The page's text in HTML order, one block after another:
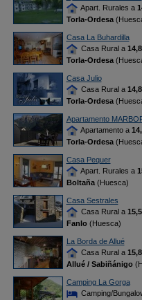
Apart. Rurales a
Torla-Ordesa
Casa La Buhardilla
Casa Rural a
Torla-Ordesa
Casa Julio
Casa Rural a
Torla-Ordesa
Apartamento
Apartamento a
Torla-Ordesa
Casa Pequer
Apart. Rurales a
Boltaña(Huesca)
Casa Sestrales
Casa Rural a
Fanlo(Huesca)
La Borda de Allué
Casa Rural a
Allué / Sabiñánigo
Camping La Gorga
Camping/